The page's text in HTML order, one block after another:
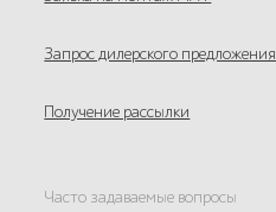
Запрос дилерского предложения
Получение рассылки
Часто задаваемые вопросы